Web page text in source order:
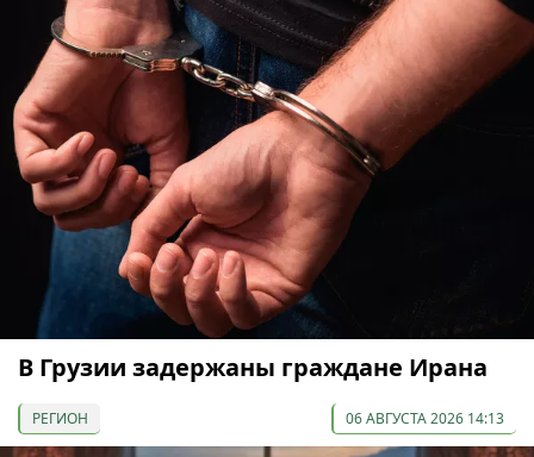
В Грузии задержаны граждане Ирана
РЕГИОН 06 АВГУСТА 2026 14:13